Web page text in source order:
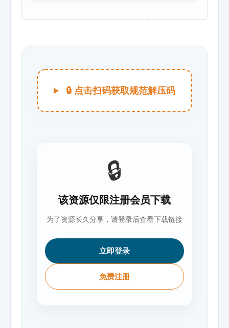
🔒 点击扫码获取规范解压码
🔒
该资源仅限注册会员下载
为了资源长久分享，请登录后查看下载链接
立即登录
免费注册